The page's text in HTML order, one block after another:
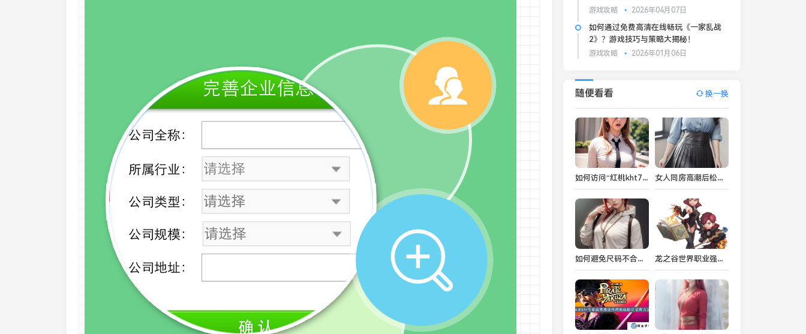
游戏攻略 2026年04月07日
如何通过免费高清在线畅玩《一家乱战
2》？游戏技巧与策略大揭秘！
游戏攻略 2026年01月06日
随便看看 换一换
如何访问“红桃kht75.vip”网站：遇到访问问题时该如何操作？ 女人同房高潮后松手能恢复吗？揭秘影响女性高潮后恢复的多种因素：从生理到情感的全方位解析
如何避免尺码不合适的困扰？欧亚尺码专线免费服务帮你轻松选对尺码！ 龙之谷世界职业强度排行一览